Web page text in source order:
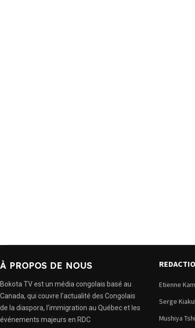
À PROPOS DE NOUS
Bokota TV est un média congolais basé au
Canada, qui couvre l’actualité des Congolais
de la diaspora, l’immigration au Québec et les
événements majeurs en RDC
Etienne
Serge
Mushiya